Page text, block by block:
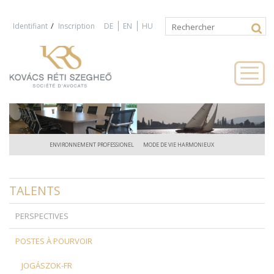
Identifiant / Inscription DE EN HU
Formulaire
Rechercher
ENVIRONNEMENT PROFESSIONEL MODE DE VIE HARMONIEUX
TALENTS
PERSPECTIVES
POSTES À POURVOIR
JOGÁSZOK-FR